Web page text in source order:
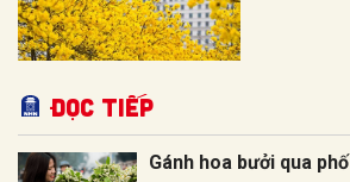
Đọc tiếp
Gánh hoa bưởi qua phố